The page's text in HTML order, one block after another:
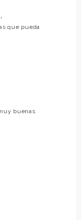
que pueda
buenas